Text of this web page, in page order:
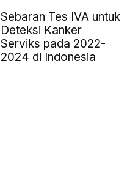
Sebaran Tes IVA untuk
Deteksi Kanker
Serviks pada 2022-
2024 di Indonesia